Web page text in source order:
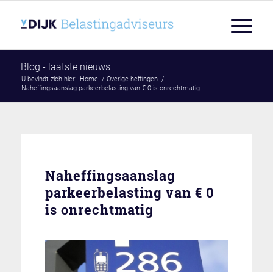
Blog - laatste nieuws
U bevindt zich hier: Home / Overige heffingen /
Naheffingsaanslag parkeerbelasting van € 0 is onrechtmatig
Naheffingsaanslag
parkeerbelasting van € 0
is onrechtmatig